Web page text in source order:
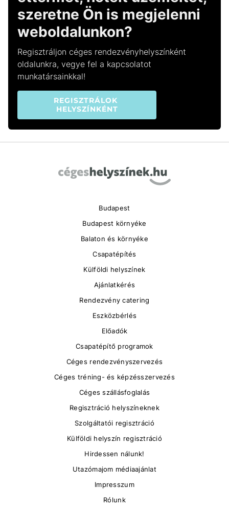
szeretne Ön is megjelenni
weboldalunkon?
Regisztráljon céges rendezvényhelyszínként
oldalunkra, vegye fel a kapcsolatot
munkatársainkkal!
REGISZTRÁLOK
HELYSZÍNKÉNT
Budapest
Budapest környéke
Balaton és környéke
Csapatépítés
Külföldi helyszínek
Ajánlatkérés
Rendezvény catering
Eszközbérlés
Előadók
Csapatépítő programok
Céges rendezvényszervezés
Céges tréning- és képzésszervezés
Céges szállásfoglalás
Regisztráció helyszíneknek
Szolgáltatói regisztráció
Külföldi helyszín regisztráció
Hirdessen nálunk!
Utazómajom médiaajánlat
Impresszum
Rólunk